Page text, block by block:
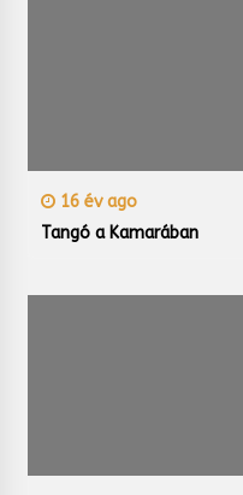
16 év ago
Tangó a Kamarában